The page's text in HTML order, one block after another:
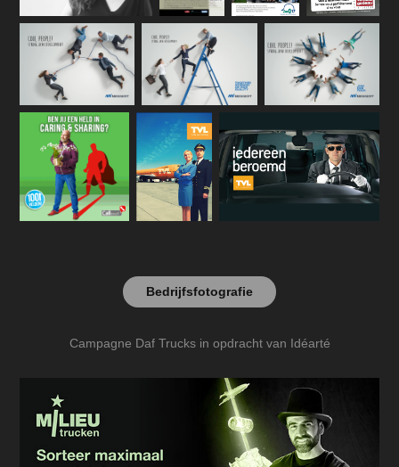
Bedrijfsfotografie
Campagne Daf Trucks in opdracht van Idéarté